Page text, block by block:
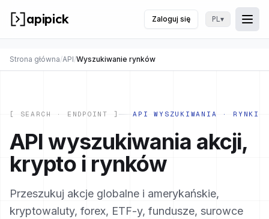
apipick Zaloguj się PL▾
Strona główna/API/Wyszukiwanie rynków
[ SEARCH · ENDPOINT ] API WYSZUKIWANIA · RYNKI
API wyszukiwania akcji,
krypto i rynków
Przeszukuj akcje globalne i amerykańskie,
kryptowaluty, forex, ETF-y, fundusze, surowce